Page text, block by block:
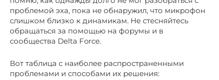
проблемой эха, пока не обнаружил, что микрофон
слишком близко к динамикам. Не стесняйтесь
обращаться за помощью на форумы и в
сообщества Delta Force.
Вот таблица с наиболее распространенными
проблемами и способами их решения: